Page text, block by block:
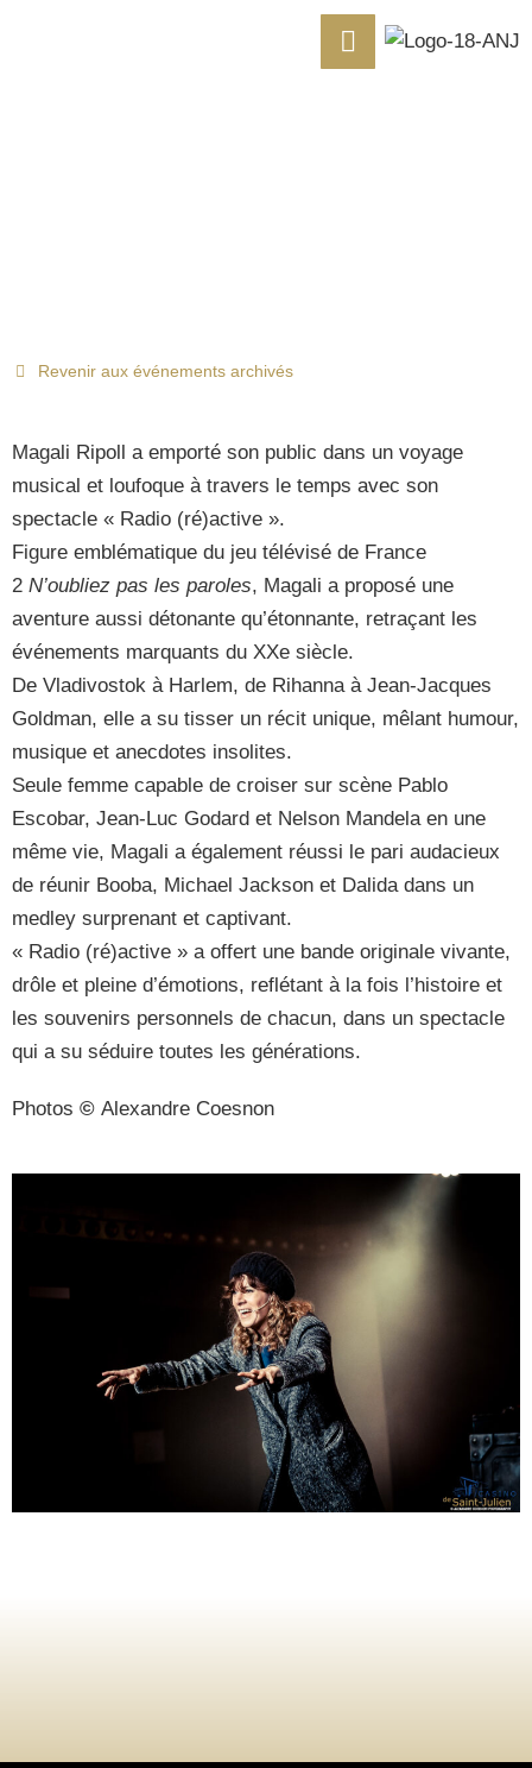
Revenir aux événements archivés
Magali Ripoll a emporté son public dans un voyage
musical et loufoque à travers le temps avec son
spectacle « Radio (ré)active ».
Figure emblématique du jeu télévisé de France
2 N’oubliez pas les paroles, Magali a proposé une
aventure aussi détonante qu’étonnante, retraçant les
événements marquants du XXe siècle.
De Vladivostok à Harlem, de Rihanna à Jean-Jacques
Goldman, elle a su tisser un récit unique, mêlant humour,
musique et anecdotes insolites.
Seule femme capable de croiser sur scène Pablo
Escobar, Jean-Luc Godard et Nelson Mandela en une
même vie, Magali a également réussi le pari audacieux
de réunir Booba, Michael Jackson et Dalida dans un
medley surprenant et captivant.
« Radio (ré)active » a offert une bande originale vivante,
drôle et pleine d’émotions, reflétant à la fois l’histoire et
les souvenirs personnels de chacun, dans un spectacle
qui a su séduire toutes les générations.
Photos © Alexandre Coesnon